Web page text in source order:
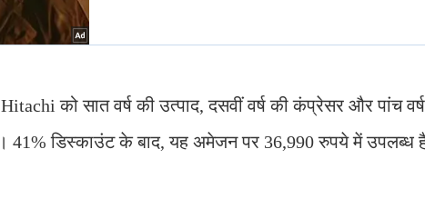
को सात वर्ष की उत्पाद, दसवीं वर्ष की कंप्रेसर और पांच
41% डिस्काउंट के बाद, यह अमेजन पर 36,990 रुपये में उपलब्ध